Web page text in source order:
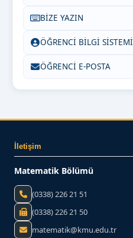
BİZE YAZIN
ÖĞRENCİ BİLGİ SİSTEMİ
ÖĞRENCİ E-POSTA
İletişim
Matematik Bölümü
(0338) 226 21 51
(0338) 226 21 50
matematik@kmu.edu.tr